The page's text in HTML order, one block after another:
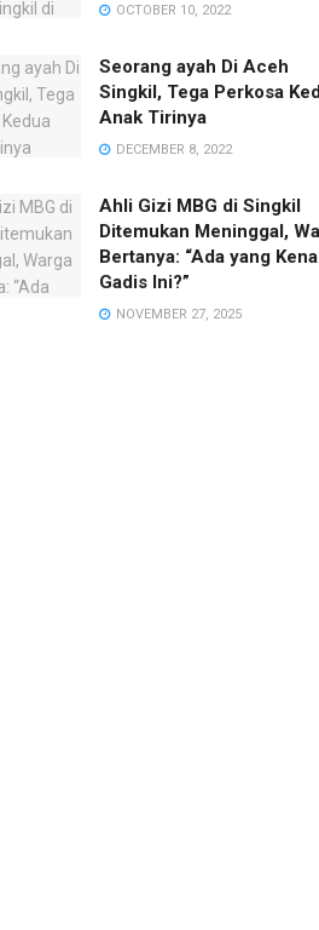
OCTOBER 10, 2022
Seorang ayah Di Aceh
Singkil, Tega Perkosa
Anak Tirinya
DECEMBER 8, 2022
Ahli Gizi MBG di Singkil
Ditemukan Meninggal,
Bertanya: “Ada yang
Gadis Ini?”‎
NOVEMBER 27, 2025